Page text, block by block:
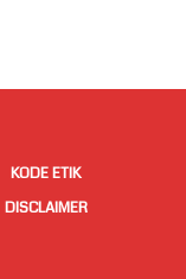
KODE ETIK
DISCLAIMER